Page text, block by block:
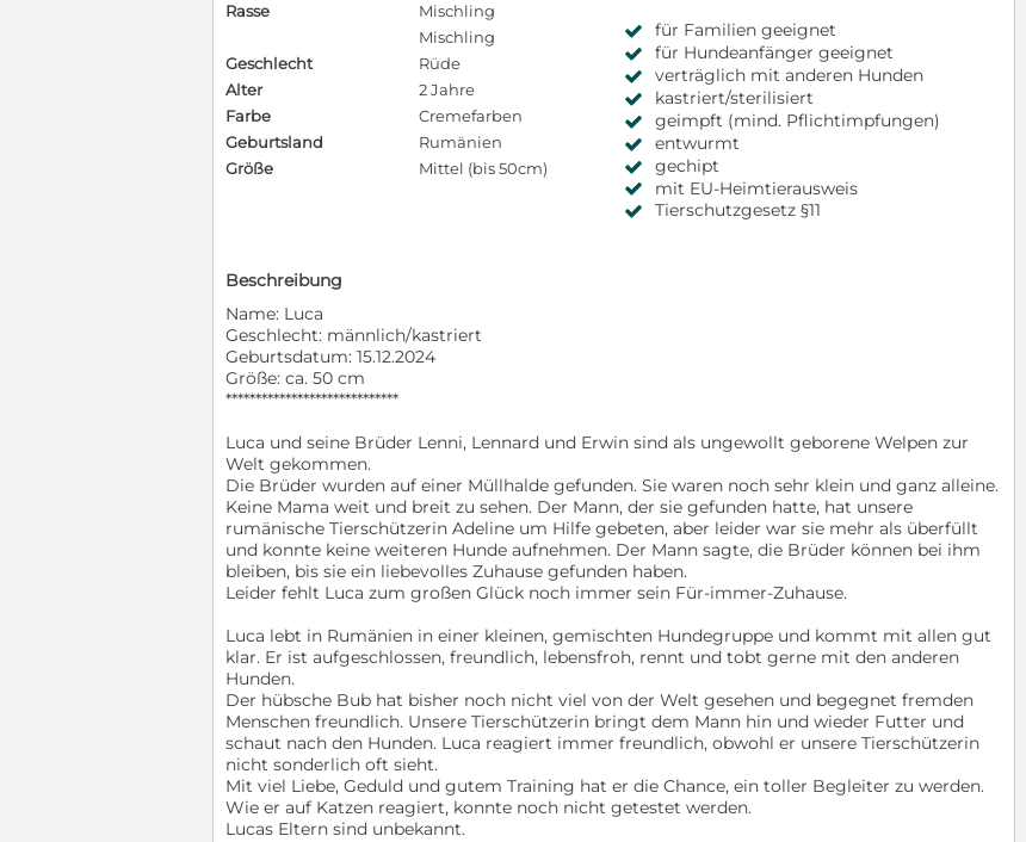
Rasse
Mischling
Mischling
Geschlecht
Rüde
Alter
2 Jahre
Farbe
Cremefarben
Geburtsland
Rumänien
Größe
Mittel (bis 50cm)
für Familien geeignet
für Hundeanfänger geeignet
verträglich mit anderen Hunden
kastriert/sterilisiert
geimpft (mind. Pflichtimpfungen)
entwurmt
gechipt
mit EU-Heimtierausweis
Tierschutzgesetz §11
Beschreibung
Name: Luca
Geschlecht: männlich/kastriert
Geburtsdatum: 15.12.2024
Größe: ca. 50 cm
*****************************
Luca und seine Brüder Lenni, Lennard und Erwin sind als ungewollt geborene Welpen zur
Welt gekommen.
Die Brüder wurden auf einer Müllhalde gefunden. Sie waren noch sehr klein und ganz alleine.
Keine Mama weit und breit zu sehen. Der Mann, der sie gefunden hatte, hat unsere
rumänische Tierschützerin Adeline um Hilfe gebeten, aber leider war sie mehr als überfüllt
und konnte keine weiteren Hunde aufnehmen. Der Mann sagte, die Brüder können bei ihm
bleiben, bis sie ein liebevolles Zuhause gefunden haben.
Leider fehlt Luca zum großen Glück noch immer sein Für-immer-Zuhause.
Luca lebt in Rumänien in einer kleinen, gemischten Hundegruppe und kommt mit allen gut
klar. Er ist aufgeschlossen, freundlich, lebensfroh, rennt und tobt gerne mit den anderen
Hunden.
Der hübsche Bub hat bisher noch nicht viel von der Welt gesehen und begegnet fremden
Menschen freundlich. Unsere Tierschützerin bringt dem Mann hin und wieder Futter und
schaut nach den Hunden. Luca reagiert immer freundlich, obwohl er unsere Tierschützerin
nicht sonderlich oft sieht.
Mit viel Liebe, Geduld und gutem Training hat er die Chance, ein toller Begleiter zu werden.
Wie er auf Katzen reagiert, konnte noch nicht getestet werden.
Lucas Eltern sind unbekannt.